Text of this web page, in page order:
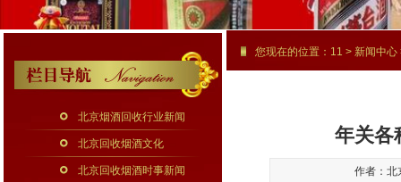
北京烟酒回收行业新闻
北京回收烟酒文化
北京回收烟酒时事新闻
您现在的位置： 11 > 新闻中心
年关各
作者：